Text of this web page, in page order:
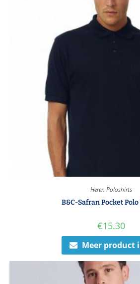
Heren Poloshirts
B&C-Safran Pocket Polo
€15.30
Meer product